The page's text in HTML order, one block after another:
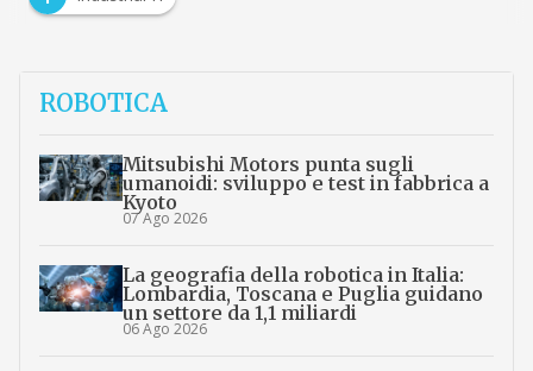
ROBOTICA
Mitsubishi Motors punta sugli
umanoidi: sviluppo e test in fabbrica a
Kyoto
07 Ago 2026
La geografia della robotica in Italia:
Lombardia, Toscana e Puglia guidano
un settore da 1,1 miliardi
06 Ago 2026